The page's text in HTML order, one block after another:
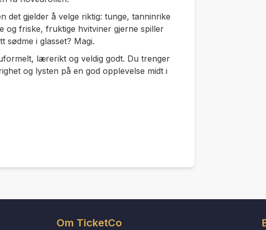
det gjelder å velge riktig: tunge, tanninrike
og friske, fruktige hvitviner gjerne spiller
sødme i glasset? Magi.
lærerikt og veldig godt. Du trenger
og lysten på en god opplevelse midt i
Om TicketCo